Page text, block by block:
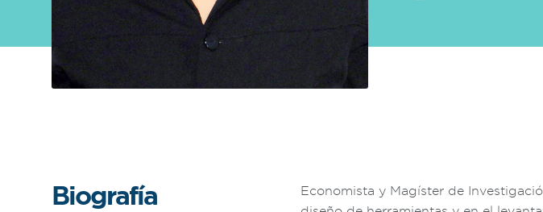
agroalimentario de América Latina y El
Caribe, y promueve plataformas
regionales públicas y privadas. Sar
Conocer más
Biografía
Economista y Magíster de